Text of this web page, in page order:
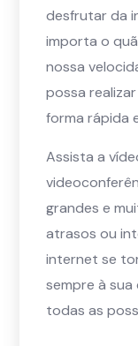
desfrutar da
importa o
nossa
possa
forma rápida
Assista a
grandes e
atrasos ou
internet se
sempre à
todas as